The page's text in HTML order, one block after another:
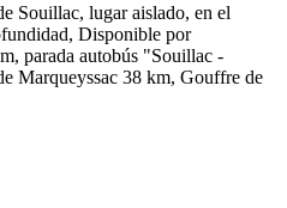
Souillac, lugar aislado, en el
Disponible por
parada autobús "Souillac -
Marqueyssac 38 km, Gouffre de